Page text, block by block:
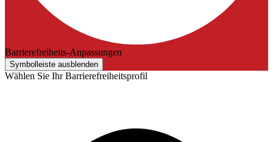
Barrierefreiheits-Anpassungen
Symbolleiste ausblenden
Wählen Sie Ihr Barrierefreiheitsprofil